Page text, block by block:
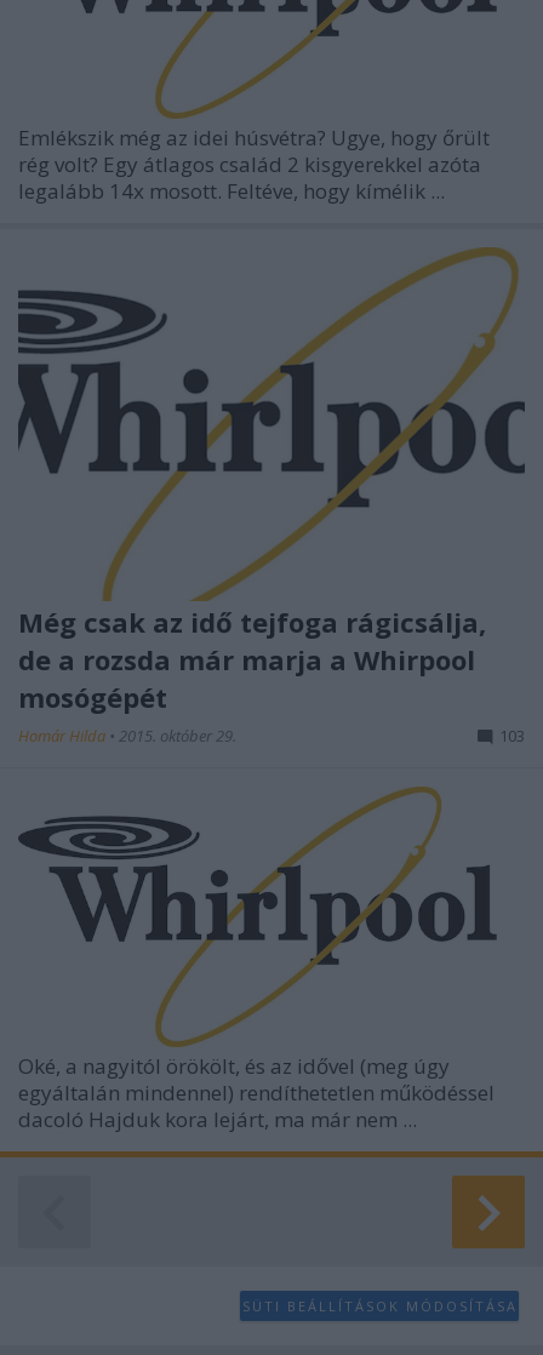
Emlékszik még az idei húsvétra? Ugye, hogy őrült
rég volt? Egy átlagos család 2 kisgyerekkel azóta
legalább 14x mosott. Feltéve, hogy kímélik ...
Még csak az idő tejfoga rágicsálja,
de a rozsda már marja a Whirpool
mosógépét
Homár Hilda • 2015. október 29. 103
Oké, a nagyitól örökölt, és az idővel (meg úgy
egyáltalán mindennel) rendíthetetlen működéssel
dacoló Hajduk kora lejárt, ma már nem ...
SÜTI BEÁLLÍTÁSOK MÓDOSÍTÁSA